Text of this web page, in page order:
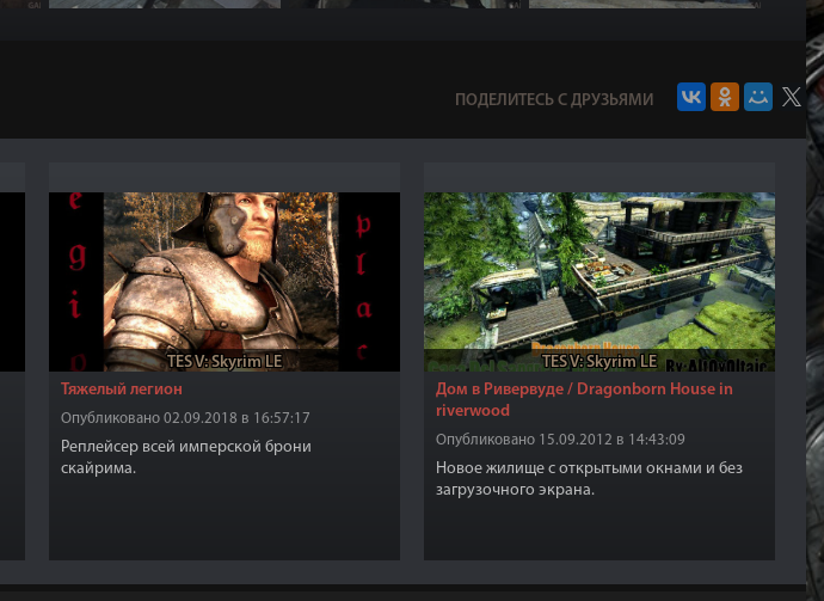
ПОДЕЛИТЕСЬ С ДРУЗЬЯМИ
TES V: Skyrim LE
Тяжелый легион
Опубликовано 02.09.2018 в 16:57:17
Реплейсер всей имперской брони
скайрима.
TES V: Skyrim LE
Дом в Ривервуде / Dragonborn House in
riverwood
Опубликовано 15.09.2012 в 14:43:09
Новое жилище с открытыми окнами и без
загрузочного экрана.